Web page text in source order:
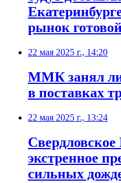
рынок
22 мая 2025 г., 14:20
ММК занял
в поставках
22 мая 2025 г., 13:24
экстренное
сильных